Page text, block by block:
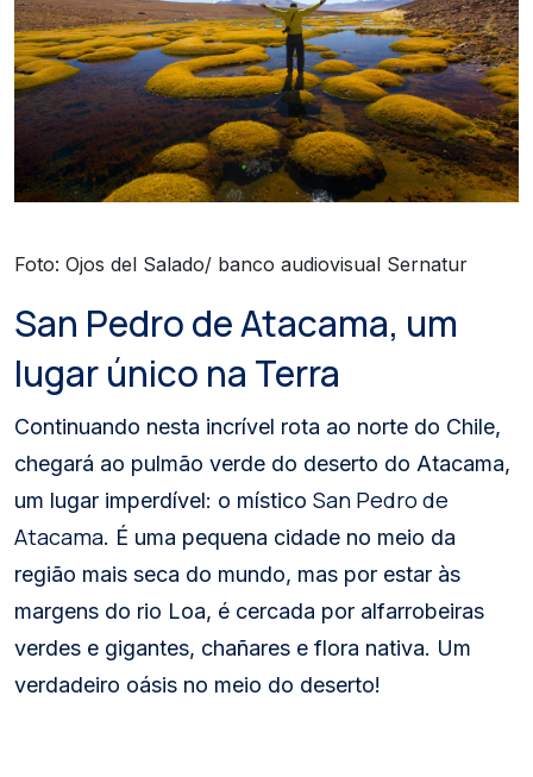
Foto: Ojos del Salado/ banco audiovisual Sernatur
San Pedro de Atacama, um
lugar único na Terra
Continuando nesta incrível rota ao norte do Chile,
chegará ao pulmão verde do deserto do Atacama,
um lugar imperdível: o místico San Pedro de
Atacama. É uma pequena cidade no meio da
região mais seca do mundo, mas por estar às
margens do rio Loa, é cercada por alfarrobeiras
verdes e gigantes, chañares e flora nativa. Um
verdadeiro oásis no meio do deserto!